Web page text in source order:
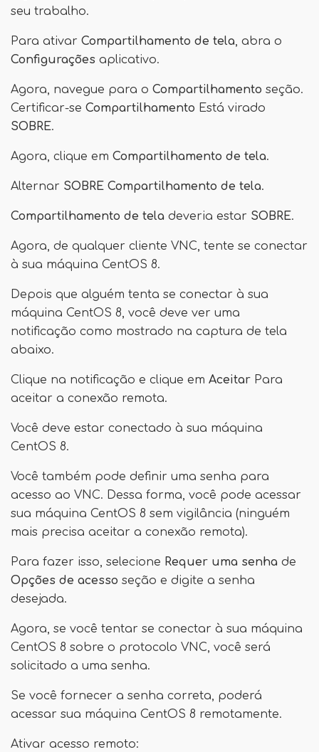
seu trabalho.
Para ativar Compartilhamento de tela, abra o
Configurações aplicativo.
Agora, navegue para o Compartilhamento seção.
Certificar-se Compartilhamento Está virado
SOBRE.
Agora, clique em Compartilhamento de tela.
Alternar SOBRE Compartilhamento de tela.
Compartilhamento de tela deveria estar SOBRE.
Agora, de qualquer cliente VNC, tente se conectar
à sua máquina CentOS 8.
Depois que alguém tenta se conectar à sua
máquina CentOS 8, você deve ver uma
notificação como mostrado na captura de tela
abaixo.
Clique na notificação e clique em Aceitar Para
aceitar a conexão remota.
Você deve estar conectado à sua máquina
CentOS 8.
Você também pode definir uma senha para
acesso ao VNC. Dessa forma, você pode acessar
sua máquina CentOS 8 sem vigilância (ninguém
mais precisa aceitar a conexão remota).
Para fazer isso, selecione Requer uma senha de
Opções de acesso seção e digite a senha
desejada.
Agora, se você tentar se conectar à sua máquina
CentOS 8 sobre o protocolo VNC, você será
solicitado a uma senha.
Se você fornecer a senha correta, poderá
acessar sua máquina CentOS 8 remotamente.
Ativar acesso remoto: